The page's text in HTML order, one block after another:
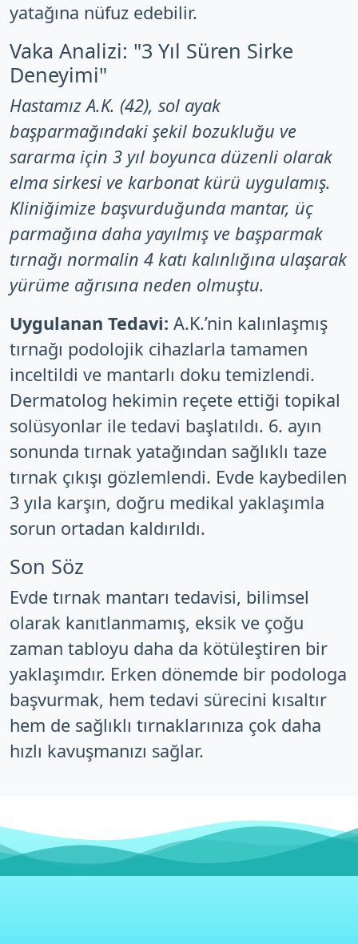
yatağına nüfuz edebilir.
Vaka Analizi: "3 Yıl Süren Sirke
Deneyimi"
Hastamız A.K. (42), sol ayak
başparmağındaki şekil bozukluğu ve
sararma için 3 yıl boyunca düzenli olarak
elma sirkesi ve karbonat kürü uygulamış.
Kliniğimize başvurduğunda mantar, üç
parmağına daha yayılmış ve başparmak
tırnağı normalin 4 katı kalınlığına ulaşarak
yürüme ağrısına neden olmuştu.
Uygulanan Tedavi: A.K.’nin kalınlaşmış
tırnağı podolojik cihazlarla tamamen
inceltildi ve mantarlı doku temizlendi.
Dermatolog hekimin reçete ettiği topikal
solüsyonlar ile tedavi başlatıldı. 6. ayın
sonunda tırnak yatağından sağlıklı taze
tırnak çıkışı gözlemlendi. Evde kaybedilen
3 yıla karşın, doğru medikal yaklaşımla
sorun ortadan kaldırıldı.
Son Söz
Evde tırnak mantarı tedavisi, bilimsel
olarak kanıtlanmamış, eksik ve çoğu
zaman tabloyu daha da kötüleştiren bir
yaklaşımdır. Erken dönemde bir podologa
başvurmak, hem tedavi sürecini kısaltır
hem de sağlıklı tırnaklarınıza çok daha
hızlı kavuşmanızı sağlar.